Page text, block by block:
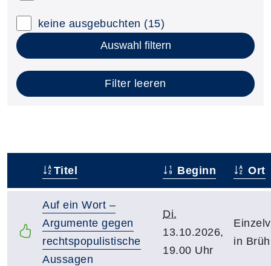
keine ausgebuchten (15)
Auswahl filtern
Filter leeren
Titel Beginn Ort
Auf ein Wort –
Argumente gegen
rechtspopulistische
Aussagen
Di.
13.10.2026,
19.00 Uhr
in